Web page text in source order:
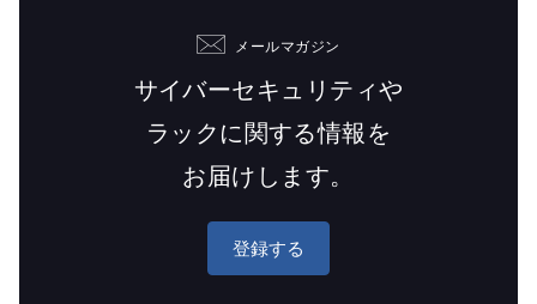
メールマガジン
サイバーセキュリティや
ラックに関する情報を
お届けします。
登録する